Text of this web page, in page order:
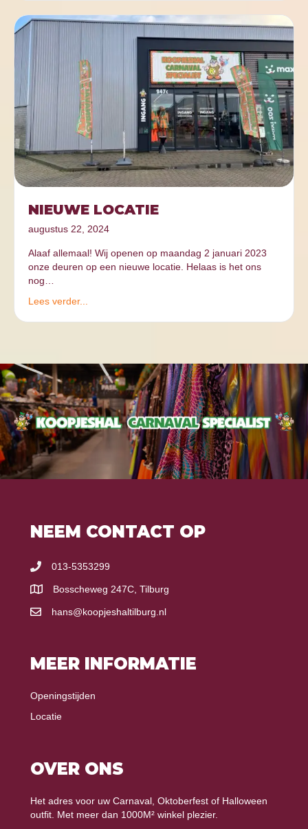
NIEUWE LOCATIE
augustus 22, 2024
Alaaf allemaal! Wij openen op maandag 2 januari 2023
onze deuren op een nieuwe locatie. Helaas is het ons
nog…
Lees verder...
NEEM CONTACT OP
013-5353299
Bosscheweg 247C, Tilburg
hans@koopjeshaltilburg.nl
MEER INFORMATIE
Openingstijden
Locatie
OVER ONS
Het adres voor uw Carnaval, Oktoberfest of Halloween
outfit. Met meer dan 1000M² winkel plezier.